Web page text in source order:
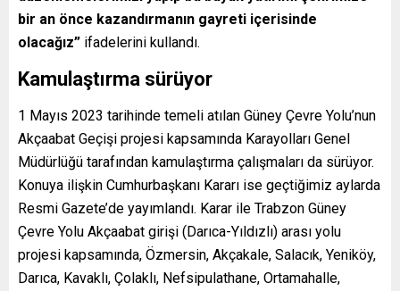
bir an önce kazandırmanın gayreti içerisinde
olacağız” ifadelerini kullandı.
Kamulaştırma sürüyor
1 Mayıs 2023 tarihinde temeli atılan Güney Çevre Yolu’nun
Akçaabat Geçişi projesi kapsamında Karayolları Genel
Müdürlüğü tarafından kamulaştırma çalışmaları da sürüyor.
Konuya ilişkin Cumhurbaşkanı Kararı ise geçtiğimiz aylarda
Resmi Gazete’de yayımlandı. Karar ile Trabzon Güney
Çevre Yolu Akçaabat girişi (Darıca-Yıldızlı) arası yolu
projesi kapsamında, Özmersin, Akçakale, Salacık, Yeniköy,
Darıca, Kavaklı, Çolaklı, Nefsipulathane, Ortamahalle,